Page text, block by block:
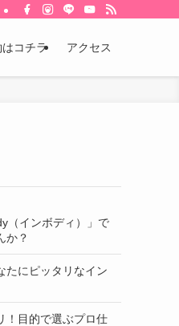
はコチラ アクセス
（インボディ）」で
か？
たにピッタリなイン
！目的で選ぶプロ仕